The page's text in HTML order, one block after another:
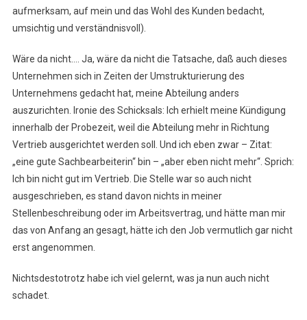
aufmerksam, auf mein und das Wohl des Kunden bedacht,
umsichtig und verständnisvoll).
Wäre da nicht…. Ja, wäre da nicht die Tatsache, daß auch dieses
Unternehmen sich in Zeiten der Umstrukturierung des
Unternehmens gedacht hat, meine Abteilung anders
auszurichten. Ironie des Schicksals: Ich erhielt meine Kündigung
innerhalb der Probezeit, weil die Abteilung mehr in Richtung
Vertrieb ausgerichtet werden soll. Und ich eben zwar – Zitat:
„eine gute Sachbearbeiterin“ bin – „aber eben nicht mehr“. Sprich:
Ich bin nicht gut im Vertrieb. Die Stelle war so auch nicht
ausgeschrieben, es stand davon nichts in meiner
Stellenbeschreibung oder im Arbeitsvertrag, und hätte man mir
das von Anfang an gesagt, hätte ich den Job vermutlich gar nicht
erst angenommen.
Nichtsdestotrotz habe ich viel gelernt, was ja nun auch nicht
schadet.